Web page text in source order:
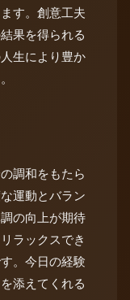
す。創意工夫
果を得られる
生により豊か
調和をもたら
運動とバラン
の向上が期待
ラックスでき
。今日の経験
添えてくれる